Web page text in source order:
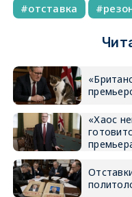
отставка
«Хаос